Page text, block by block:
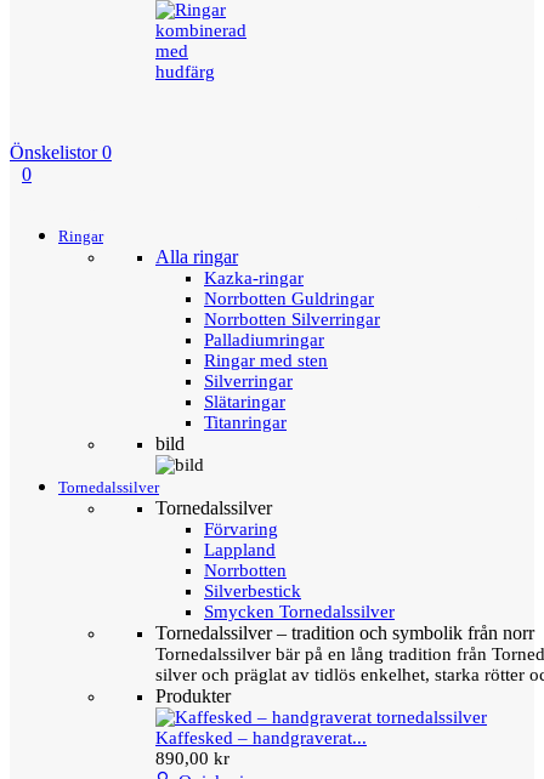
Önskelistor 0
0
Ringar
Alla ringar
Kazka-ringar
Norrbotten Guldringar
Norrbotten Silverringar
Palladiumringar
Ringar med sten
Silverringar
Slätaringar
Titanringar
bild
Tornedalssilver
Tornedalssilver
Förvaring
Lappland
Norrbotten
Silverbestick
Smycken Tornedalssilver
Tornedalssilver – tradition och symbolik från norr
Tornedalssilver bär på en lång tradition från
silver och präglat av tidlös enkelhet, starka rötter
Produkter
Kaffesked – handgraverat...
890,00 kr